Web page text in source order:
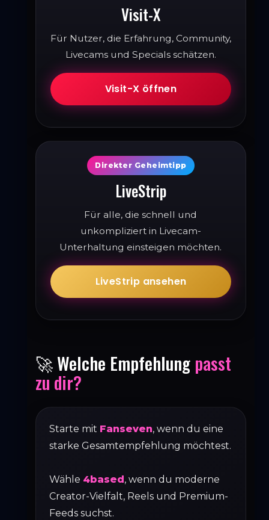
Visit-X
Für Nutzer, die Erfahrung, Community,
Livecams und Specials schätzen.
Visit-X öffnen
Direkter Geheimtipp
LiveStrip
Für alle, die schnell und
unkompliziert in Livecam-
Unterhaltung einsteigen möchten.
LiveStrip ansehen
🚀 Welche Empfehlung passt
zu dir?
Starte mit Fanseven, wenn du eine
starke Gesamtempfehlung möchtest.
Wähle 4based, wenn du moderne
Creator-Vielfalt, Reels und Premium-
Feeds suchst.